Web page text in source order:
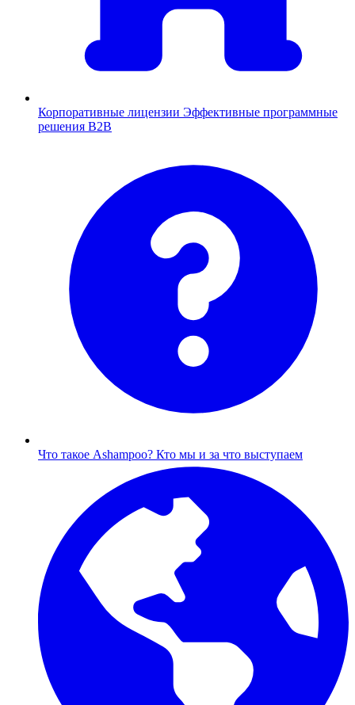
Корпоративные лицензии Эффективные программные
решения B2B
Что такое Ashampoo? Кто мы и за что выступаем